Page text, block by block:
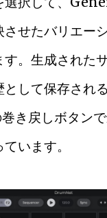
せたバリエー
。生成された
として保存され
き戻しボタン
います。